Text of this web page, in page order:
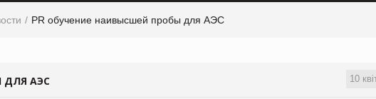
PR обучение наивысшей пробы для АЭС
10
ДЛЯ АЭС